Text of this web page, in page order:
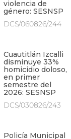
violencia de
género: SESNSP
DCS/060826/244
Cuautitlán Izcalli
disminuye 33%
homicidio doloso,
en primer
semestre del
2026: SESNSP
DCS/030826/243
Policía Municipal